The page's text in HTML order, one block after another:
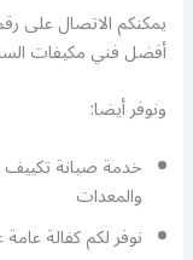
يمكنكم الاتصال على
أفضل فني مكيفات
ونوفر أيضا:
خدمة صيانة تكييف
والمعدات
نوفر لكم كفالة عامة